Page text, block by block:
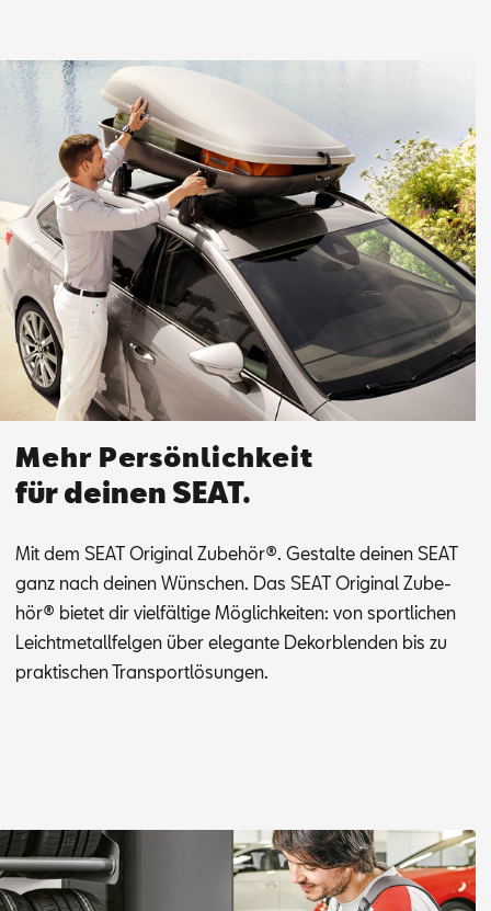
Mehr Persönlichkeit
für deinen SEAT.
Mit dem SEAT Ori­gi­nal Zu­be­hör®. Ge­stal­te dei­nen SEAT
ganz nach dei­nen Wün­schen. Das SEAT Ori­gi­nal Zu­be­
hör® bie­tet dir viel­fäl­ti­ge Mög­lich­kei­ten: von sport­li­chen
Leicht­me­tall­fel­gen über ele­gan­te De­kor­blen­den bis zu
prak­ti­schen Trans­port­lö­sun­gen.